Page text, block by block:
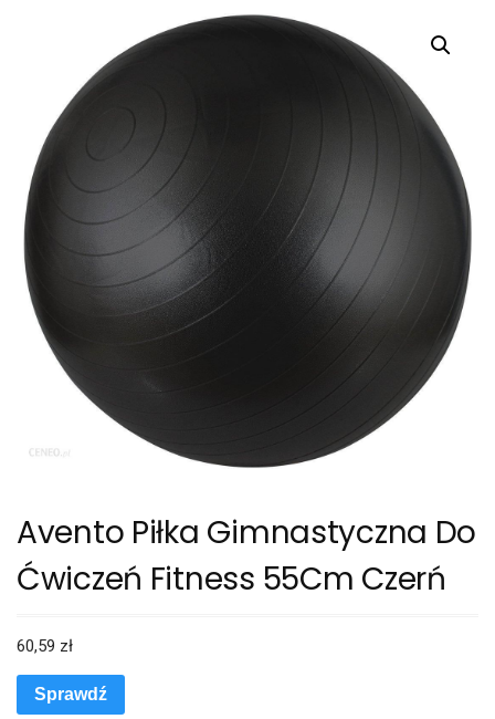
Avento Piłka Gimnastyczna Do
Ćwiczeń Fitness 55Cm Czerń
60,59 zł
Sprawdź